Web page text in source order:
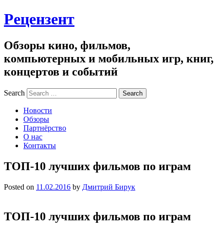
Рецензент
Обзоры кино, фильмов,
компьютерных и мобильных игр, книг,
концертов и событий
Search
Новости
Обзоры
Партнёрство
О нас
Контакты
ТОП-10 лучших фильмов по играм
Posted on 11.02.2016 by Дмитрий Бирук
ТОП-10 лучших фильмов по играм